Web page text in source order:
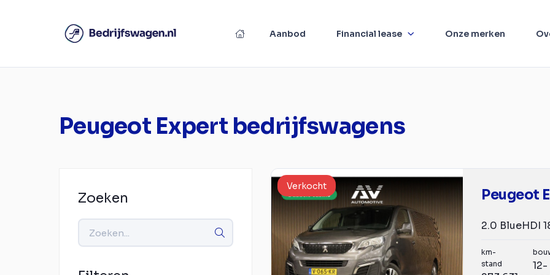
Aanbod Financial lease Onze merken
Peugeot Expert bedrijfswagens
Zoeken
Verkocht
Peugeot
km-
stand
12-